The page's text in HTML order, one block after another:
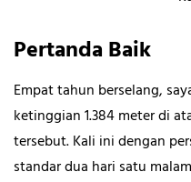
Pertanda Baik
Empat tahun berselang,
ketinggian 1.384 meter di
tersebut. Kali ini dengan
standar dua hari satu